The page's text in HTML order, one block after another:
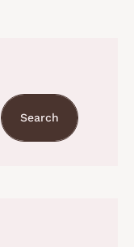
Search